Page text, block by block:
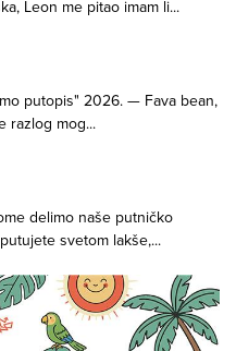
Leon me pitao imam li...
putopis" 2026. — Fava bean,
razlog mog...
delimo naše putničko
svetom lakše,...